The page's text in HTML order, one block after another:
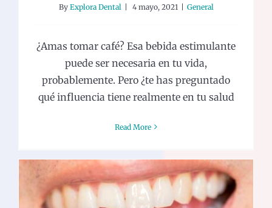
By Explora Dental | 4 mayo, 2021 | General
¿Amas tomar café? Esa bebida estimulante
puede ser necesaria en tu vida,
probablemente. Pero ¿te has preguntado
qué influencia tiene realmente en tu salud
Read More